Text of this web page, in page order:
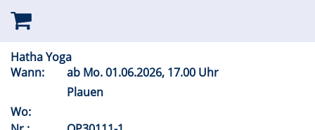
Hatha Yoga
Wann:
ab Mo.01.06.2026, 17.00 Uhr
Plauen
Wo: